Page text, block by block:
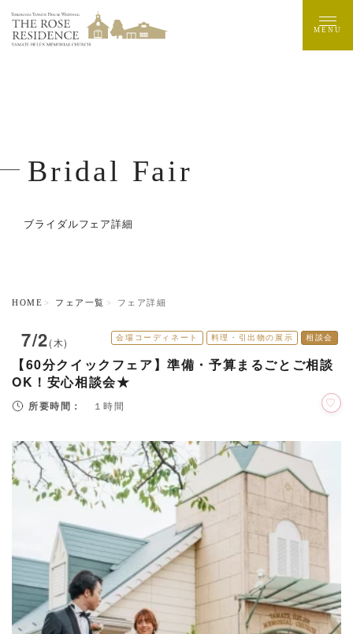
Bridal Fair
ブライダルフェア詳細
MENU
HOME フェア一覧 フェア詳細
7/2(木) 会場コーディネート 料理・引出物の展示 相談会
【60分クイックフェア】準備・予算まるごとご相談
OK！安心相談会★
所要時間： １時間